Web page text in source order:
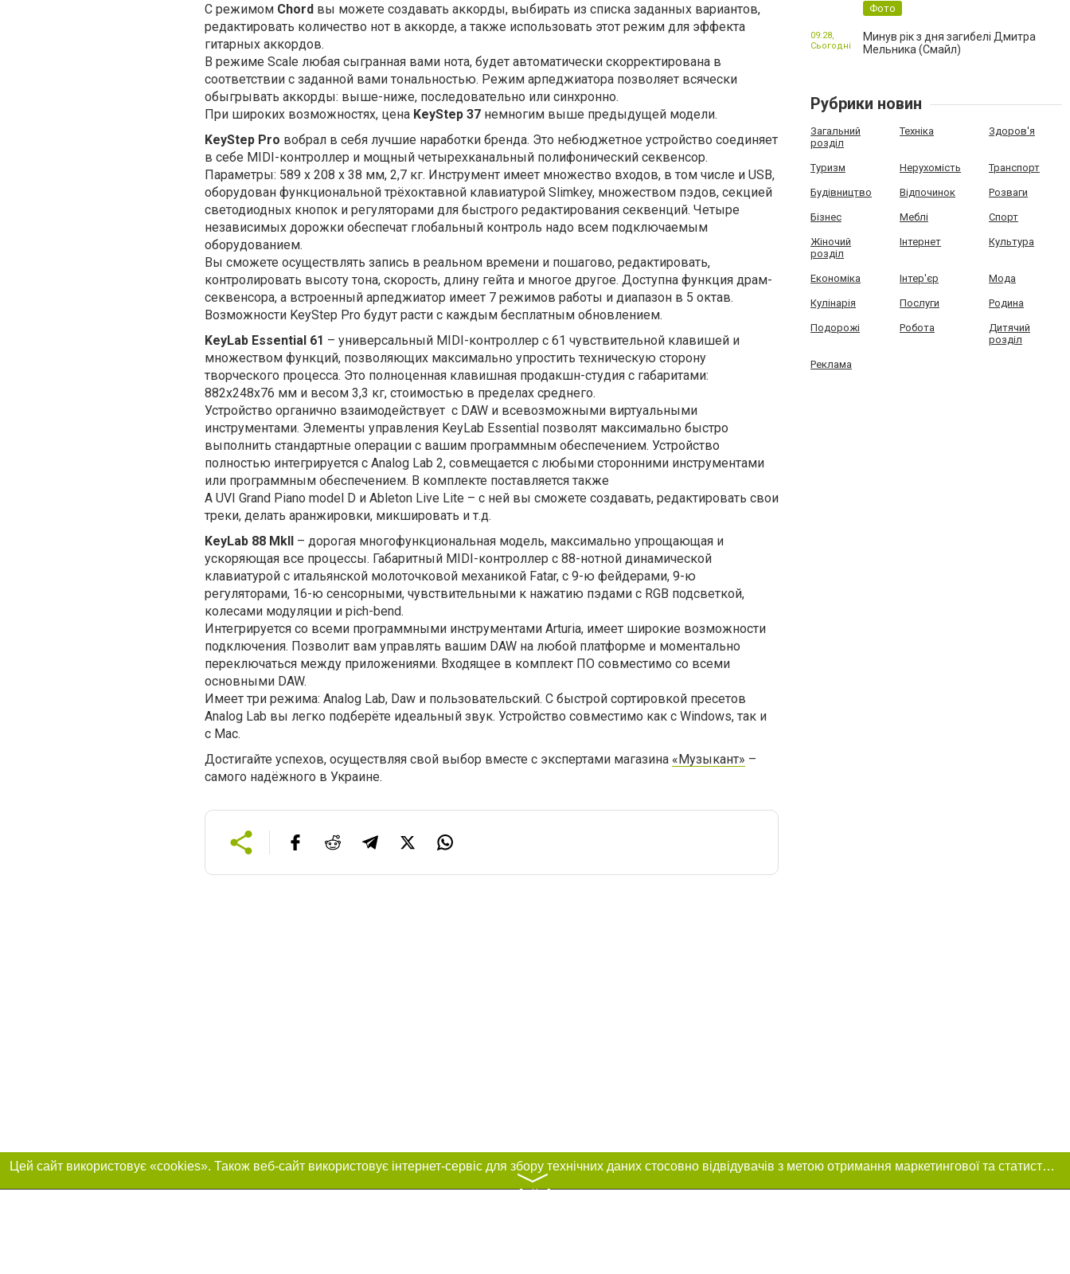
С режимом Chord вы можете создавать аккорды, выбирать из списка заданных вариантов,
редактировать количество нот в аккорде, а также использовать этот режим для эффекта
гитарных аккордов.
В режиме Scale любая сыгранная вами нота, будет автоматически скорректирована в
соответствии с заданной вами тональностью. Режим арпеджиатора позволяет всячески
обыгрывать аккорды: выше-ниже, последовательно или синхронно.
При широких возможностях, цена KeyStep 37 немногим выше предыдущей модели.
KeyStep Pro вобрал в себя лучшие наработки бренда. Это небюджетное устройство соединяет
в себе MIDI-контроллер и мощный четырехканальный полифонический секвенсор.
Параметры: 589 х 208 х 38 мм, 2,7 кг. Инструмент имеет множество входов, в том числе и USB,
оборудован функциональной трёхоктавной клавиатурой Slimkey, множеством пэдов, секцией
светодиодных кнопок и регуляторами для быстрого редактирования секвенций. Четыре
независимых дорожки обеспечат глобальный контроль надо всем подключаемым
оборудованием.
Вы сможете осуществлять запись в реальном времени и пошагово, редактировать,
контролировать высоту тона, скорость, длину гейта и многое другое. Доступна функция драм-
секвенсора, а встроенный арпеджиатор имеет 7 режимов работы и диапазон в 5 октав.
Возможности KeyStep Pro будут расти с каждым бесплатным обновлением.
KeyLab Essential 61 – универсальный MIDI-контроллер с 61 чувствительной клавишей и
множеством функций, позволяющих максимально упростить техническую сторону
творческого процесса. Это полноценная клавишная продакшн-студия с габаритами:
882x248x76 мм и весом 3,3 кг, стоимостью в пределах среднего.
Устройство органично взаимодействует с DAW и всевозможными виртуальными
инструментами. Элементы управления KeyLab Essential позволят максимально быстро
выполнить стандартные операции с вашим программным обеспечением. Устройство
полностью интегрируется с Analog Lab 2, совмещается с любыми сторонними инструментами
или программным обеспечением. В комплекте поставляется также
А UVI Grand Piano model D и Ableton Live Lite – с ней вы сможете создавать, редактировать свои
треки, делать аранжировки, микшировать и т.д.
KeyLab 88 MkII – дорогая многофункциональная модель, максимально упрощающая и
ускоряющая все процессы. Габаритный MIDI-контроллер с 88-нотной динамической
клавиатурой с итальянской молоточковой механикой Fatar, с 9-ю фейдерами, 9-ю
регуляторами, 16-ю сенсорными, чувствительными к нажатию пэдами с RGB подсветкой,
колесами модуляции и pich-bend.
Интегрируется со всеми программными инструментами Arturia, имеет широкие возможности
подключения. Позволит вам управлять вашим DAW на любой платформе и моментально
переключаться между приложениями. Входящее в комплект ПО совместимо со всеми
основными DAW.
Имеет три режима: Analog Lab, Daw и пользовательский. С быстрой сортировкой пресетов
Analog Lab вы легко подберёте идеальный звук. Устройство совместимо как с Windows, так и
с Maс.
Достигайте успехов, осуществляя свой выбор вместе с экспертами магазина «Музыкант» –
самого надёжного в Украине.
Фото
Минув рік з дня загибелі Дмитра
Мельника (Смайл)
09:28,
Сьогодні
Рубрики новин
Загальний
розділ
Техніка Здоров'я
Туризм Нерухомість Транспорт
Будівництво Відпочинок Розваги
Бізнес Меблі Спорт
Жіночий
розділ
Інтернет Культура
Економіка Інтер'єр Мода
Кулінарія Послуги Родина
Подорожі Робота
Дитячий
розділ
Реклама
Цей сайт використовує «cookies». Також веб-сайт використовує інтернет-сервіс для збору технічних даних стосовно відвідувачів з метою отримання маркетингової та статистичної інформації. Умови обробки даних відвідувачів сайту див.
〉